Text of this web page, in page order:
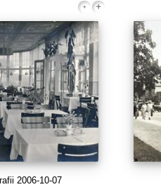
2006-10-07